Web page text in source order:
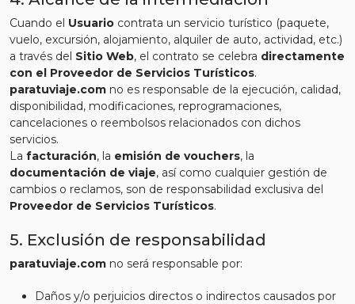
Cuando el Usuario contrata un servicio turístico (paquete,
vuelo, excursión, alojamiento, alquiler de auto, actividad, etc.)
a través del Sitio Web, el contrato se celebra directamente
con el Proveedor de Servicios Turísticos.
paratuviaje.com no es responsable de la ejecución, calidad,
disponibilidad, modificaciones, reprogramaciones,
cancelaciones o reembolsos relacionados con dichos
servicios.
La facturación, la emisión de vouchers, la
documentación de viaje, así como cualquier gestión de
cambios o reclamos, son de responsabilidad exclusiva del
Proveedor de Servicios Turísticos.
5. Exclusión de responsabilidad
paratuviaje.com no será responsable por:
Daños y/o perjuicios directos o indirectos causados por